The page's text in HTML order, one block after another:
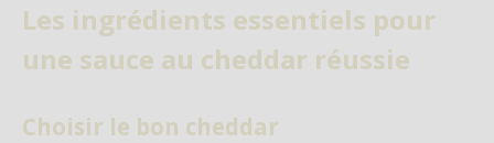
Les ingrédients essentiels pour
une sauce au cheddar réussie
Choisir le bon cheddar